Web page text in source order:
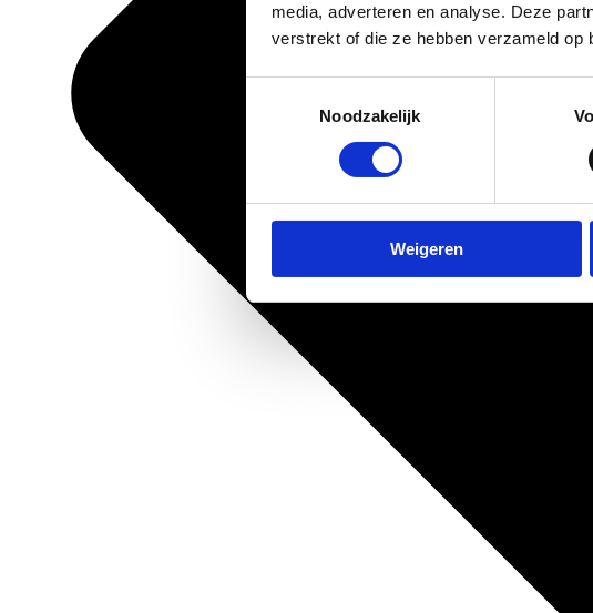
media, adverteren en analyse. Deze
verstrekt of die ze hebben verzameld
Noodzakelijk
Weigeren